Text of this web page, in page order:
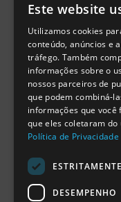
Centro de Arbitragem
Este website
Utilizamos cookies
conteúdo, anúncios e
tráfego. Também
informações sobre o
nossos parceiros de
que podem combiná-
informações que você
que eles coletaram do
Política de Privacidade
DESEMPENHO